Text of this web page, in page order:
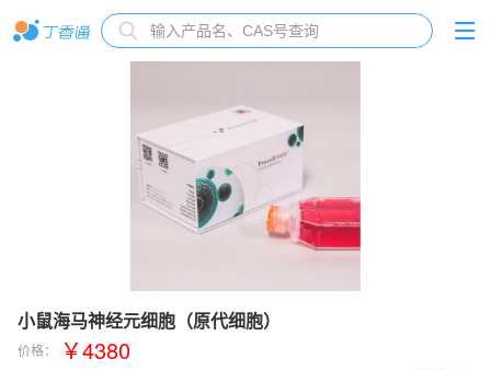
小鼠海马神经元细胞（原代细胞）
价格： ￥4380